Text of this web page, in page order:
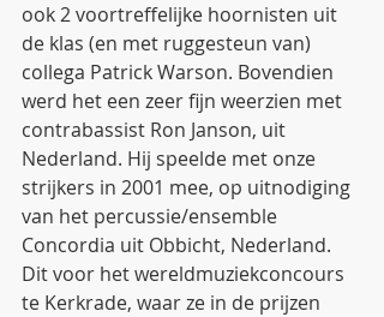
ook 2 voortreffelijke hoornisten uit
de klas (en met ruggesteun van)
collega Patrick Warson. Bovendien
werd het een zeer fijn weerzien met
contrabassist Ron Janson, uit
Nederland. Hij speelde met onze
strijkers in 2001 mee, op uitnodiging
van het percussie/ensemble
Concordia uit Obbicht, Nederland.
Dit voor het wereldmuziekconcours
te Kerkrade, waar ze in de prijzen